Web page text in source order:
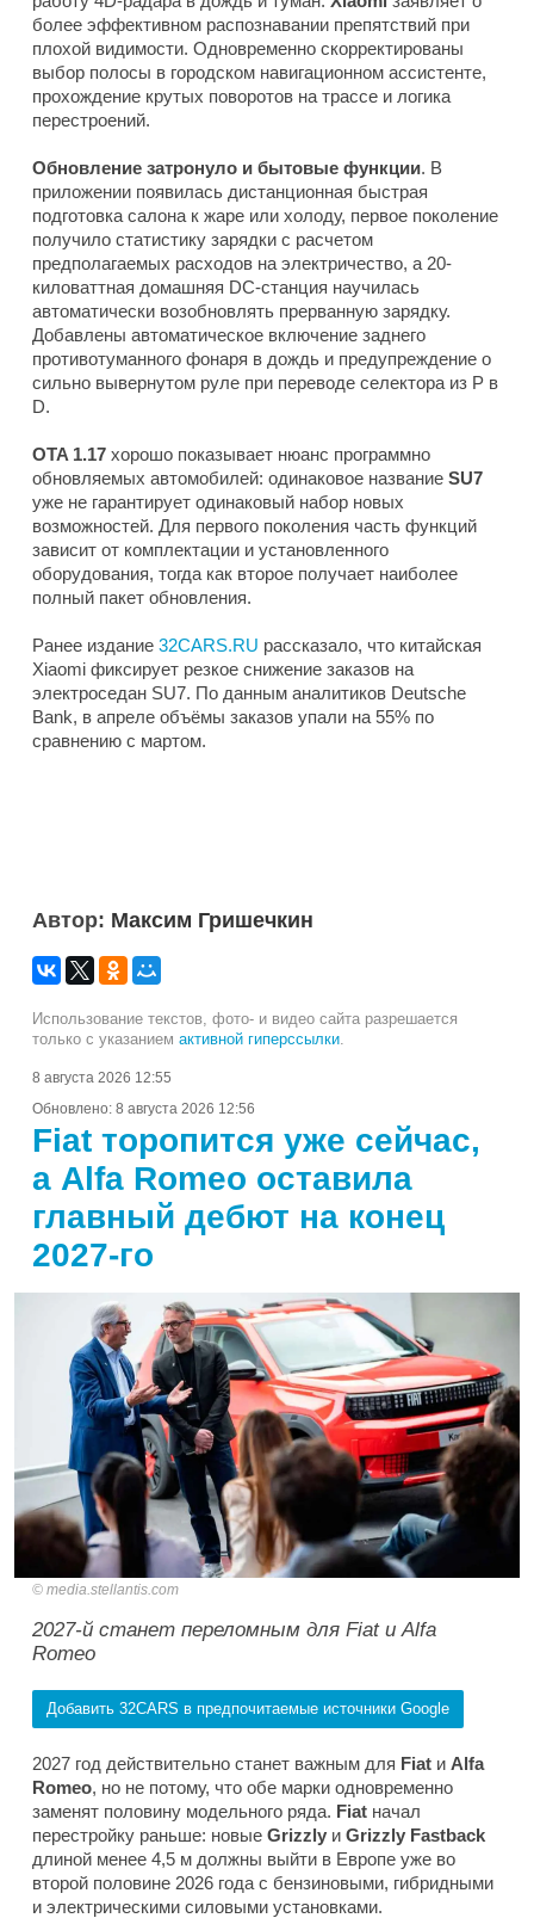
более эффективном распознавании препятствий при
плохой видимости. Одновременно скорректированы
выбор полосы в городском навигационном ассистенте,
прохождение крутых поворотов на трассе и логика
перестроений.
Обновление затронуло и бытовые функции. В
приложении появилась дистанционная быстрая
подготовка салона к жаре или холоду, первое поколение
получило статистику зарядки с расчетом
предполагаемых расходов на электричество, а 20-
киловаттная домашняя DC-станция научилась
автоматически возобновлять прерванную зарядку.
Добавлены автоматическое включение заднего
противотуманного фонаря в дождь и предупреждение о
сильно вывернутом руле при переводе селектора из P в
D.
OTA 1.17 хорошо показывает нюанс программно
обновляемых автомобилей: одинаковое название SU7
уже не гарантирует одинаковый набор новых
возможностей. Для первого поколения часть функций
зависит от комплектации и установленного
оборудования, тогда как второе получает наиболее
полный пакет обновления.
Ранее издание 32CARS.RU рассказало, что китайская
Xiaomi фиксирует резкое снижение заказов на
электроседан SU7. По данным аналитиков Deutsche
Bank, в апреле объёмы заказов упали на 55% по
сравнению с мартом.
Автор: Максим Гришечкин
Использование текстов, фото- и видео сайта разрешается
только с указанием активной гиперссылки.
8 августа 2026 12:55
Обновлено: 8 августа 2026 12:56
Fiat торопится уже сейчас,
а Alfa Romeo оставила
главный дебют на конец
2027-го
media.stellantis.com
2027-й станет переломным для Fiat и Alfa
Romeo
Добавить 32CARS в предпочитаемые источники Google
2027 год действительно станет важным для Fiat и Alfa
Romeo, но не потому, что обе марки одновременно
заменят половину модельного ряда. Fiat начал
перестройку раньше: новые Grizzly и Grizzly Fastback
длиной менее 4,5 м должны выйти в Европе уже во
второй половине 2026 года с бензиновыми, гибридными
и электрическими силовыми установками.